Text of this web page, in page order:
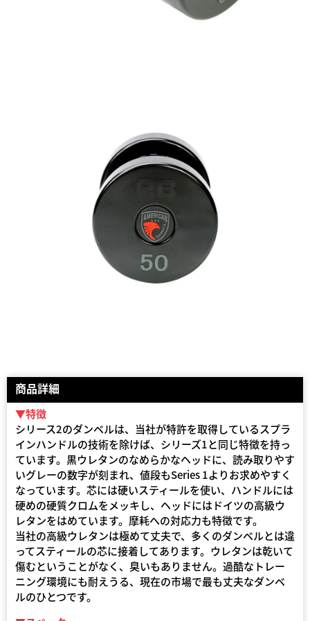
商品詳細
▼特徴
シリース2のダンベルは、当社が特許を取得しているスプラ
インハンドルの技術を除けば、シリーズ1と同じ特徴を持っ
ています。黒ウレタンのなめらかなヘッドに、読み取りやす
いグレーの数字が刻まれ、値段もSeries 1よりお求めやすく
なっています。芯には硬いスティールを使い、ハンドルには
硬めの硬質クロムをメッキし、ヘッドにはドイツの高級ウ
レタンをはめています。摩耗への対応力も特徴です。
当社の高級ウレタンは極めて丈夫で、多くのダンベルとは違
ってスティールの芯に接着してあります。ウレタンは乾いて
傷むということがなく、臭いもありません。過酷なトレー
ニング環境にも耐えうる、現在の市場で最も丈夫なダンベ
ルのひとつです。